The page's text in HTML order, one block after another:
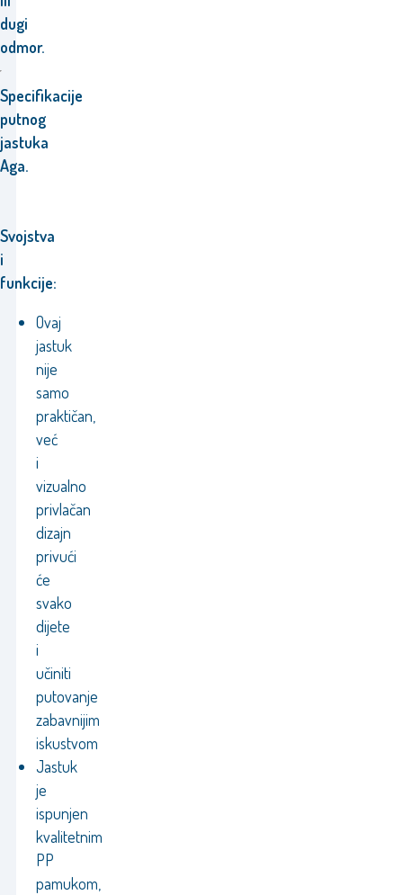
dugi
odmor.
Specifikacije
putnog
jastuka
Aga.
Svojstva
i
funkcije:
Ovaj
jastuk
nije
samo
praktičan,
već
i
vizualno
privlačan
dizajn
privući
će
svako
dijete
i
učiniti
putovanje
zabavnijim
iskustvom
Jastuk
je
ispunjen
kvalitetnim
PP
pamukom,